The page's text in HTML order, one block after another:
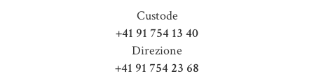
Custode
+41 91 754 13 40
Direzione
+41 91 754 23 68